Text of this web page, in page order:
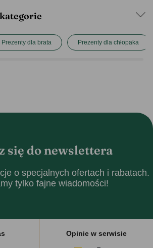
Prezenty dla brata Prezenty dla chłopaka
się do newslettera
o specjalnych ofertach i rabatach.
tylko fajne wiadomości!
Opinie w serwisie